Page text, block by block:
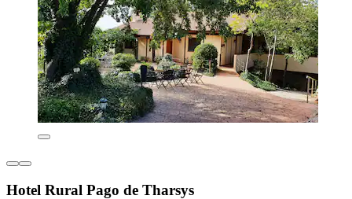
Hotel Rural Pago de Tharsys